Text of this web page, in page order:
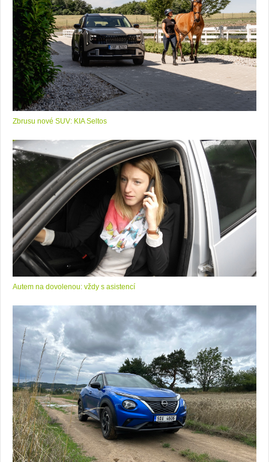
Zbrusu nové SUV: KIA Seltos
Autem na dovolenou: vždy s asistencí